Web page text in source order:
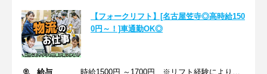
【フォークリフト】[名古屋笠寺◎高時給150
0円～！]車通勤OK◎
給与
時給1500円 ～1700円 ※リフト経験により決定